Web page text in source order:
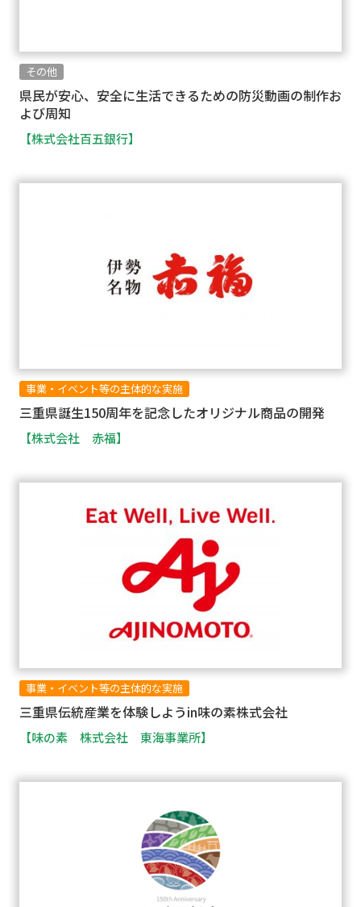
その他
県民が安心、安全に生活できるための防災動画の制作お
よび周知
【株式会社百五銀行】
事業・イベント等の主体的な実施
三重県誕生150周年を記念したオリジナル商品の開発
【株式会社 赤福】
事業・イベント等の主体的な実施
三重県伝統産業を体験しようin味の素株式会社
【味の素 株式会社 東海事業所】